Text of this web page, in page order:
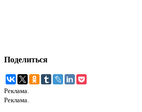
Поделиться
Реклама.
Реклама.